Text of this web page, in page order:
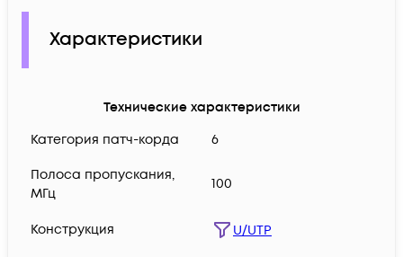
Характеристики
Технические характеристики
Категория патч-корда
6
Полоса пропускания,
МГц
100
Конструкция U/UTP